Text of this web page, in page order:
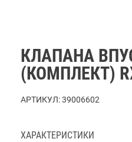
КЛАПАНА
(КОМПЛЕКТ)
АРТИКУЛ:39006602
ХАРАКТЕРИСТИКИ